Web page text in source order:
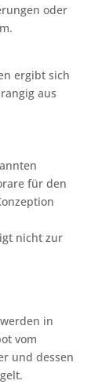
oder
ergibt sich
aus
für den
nicht zur
in
vom
und dessen